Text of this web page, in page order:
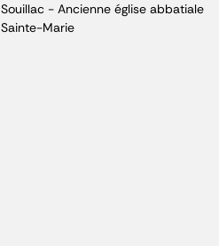
Souillac - Ancienne église abbatiale
Sainte-Marie